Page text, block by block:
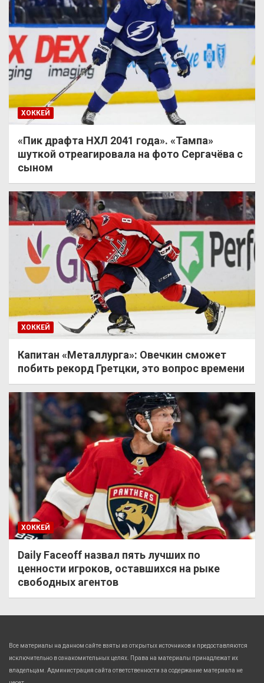
ХОККЕЙ
«Пик драфта НХЛ 2041 года». «Тампа»
шуткой отреагировала на фото Сергачёва с
сыном
ХОККЕЙ
Капитан «Металлурга»: Овечкин сможет
побить рекорд Гретцки, это вопрос времени
ХОККЕЙ
Daily Faceoff назвал пять лучших по
ценности игроков, оставшихся на рыке
свободных агентов
Все материалы на данном сайте взяты из открытых источников и предоставляются
исключительно в ознакомительных целях. Права на материалы принадлежат их
владельцам. Администрация сайта ответственности за содержание материала не